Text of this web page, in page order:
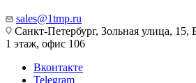
sales@1tmp.ru
Санкт-Петербург, Зольная улица,
1 этаж, офис 106
Вконтакте
Telegram